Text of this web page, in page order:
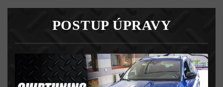
POSTUP ÚPRAVY